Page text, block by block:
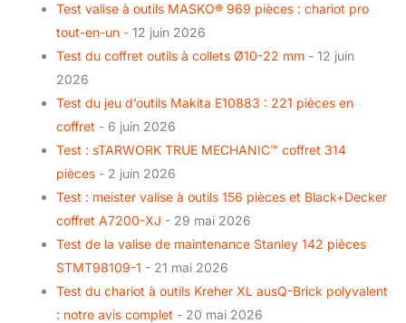
Test valise à outils MASKO® 969 pièces : chariot pro
tout-en-un - 12 juin 2026
Test du coffret outils à collets Ø10-22 mm - 12 juin
2026
Test du jeu d’outils Makita E10883 : 221 pièces en
coffret - 6 juin 2026
Test : sTARWORK TRUE MECHANIC™ coffret 314
pièces - 2 juin 2026
Test : meister valise à outils 156 pièces et Black+Decker
coffret A7200-XJ - 29 mai 2026
Test de la valise de maintenance Stanley 142 pièces
STMT98109-1 - 21 mai 2026
Test du chariot à outils Kreher XL ausQ-Brick polyvalent
: notre avis complet - 20 mai 2026